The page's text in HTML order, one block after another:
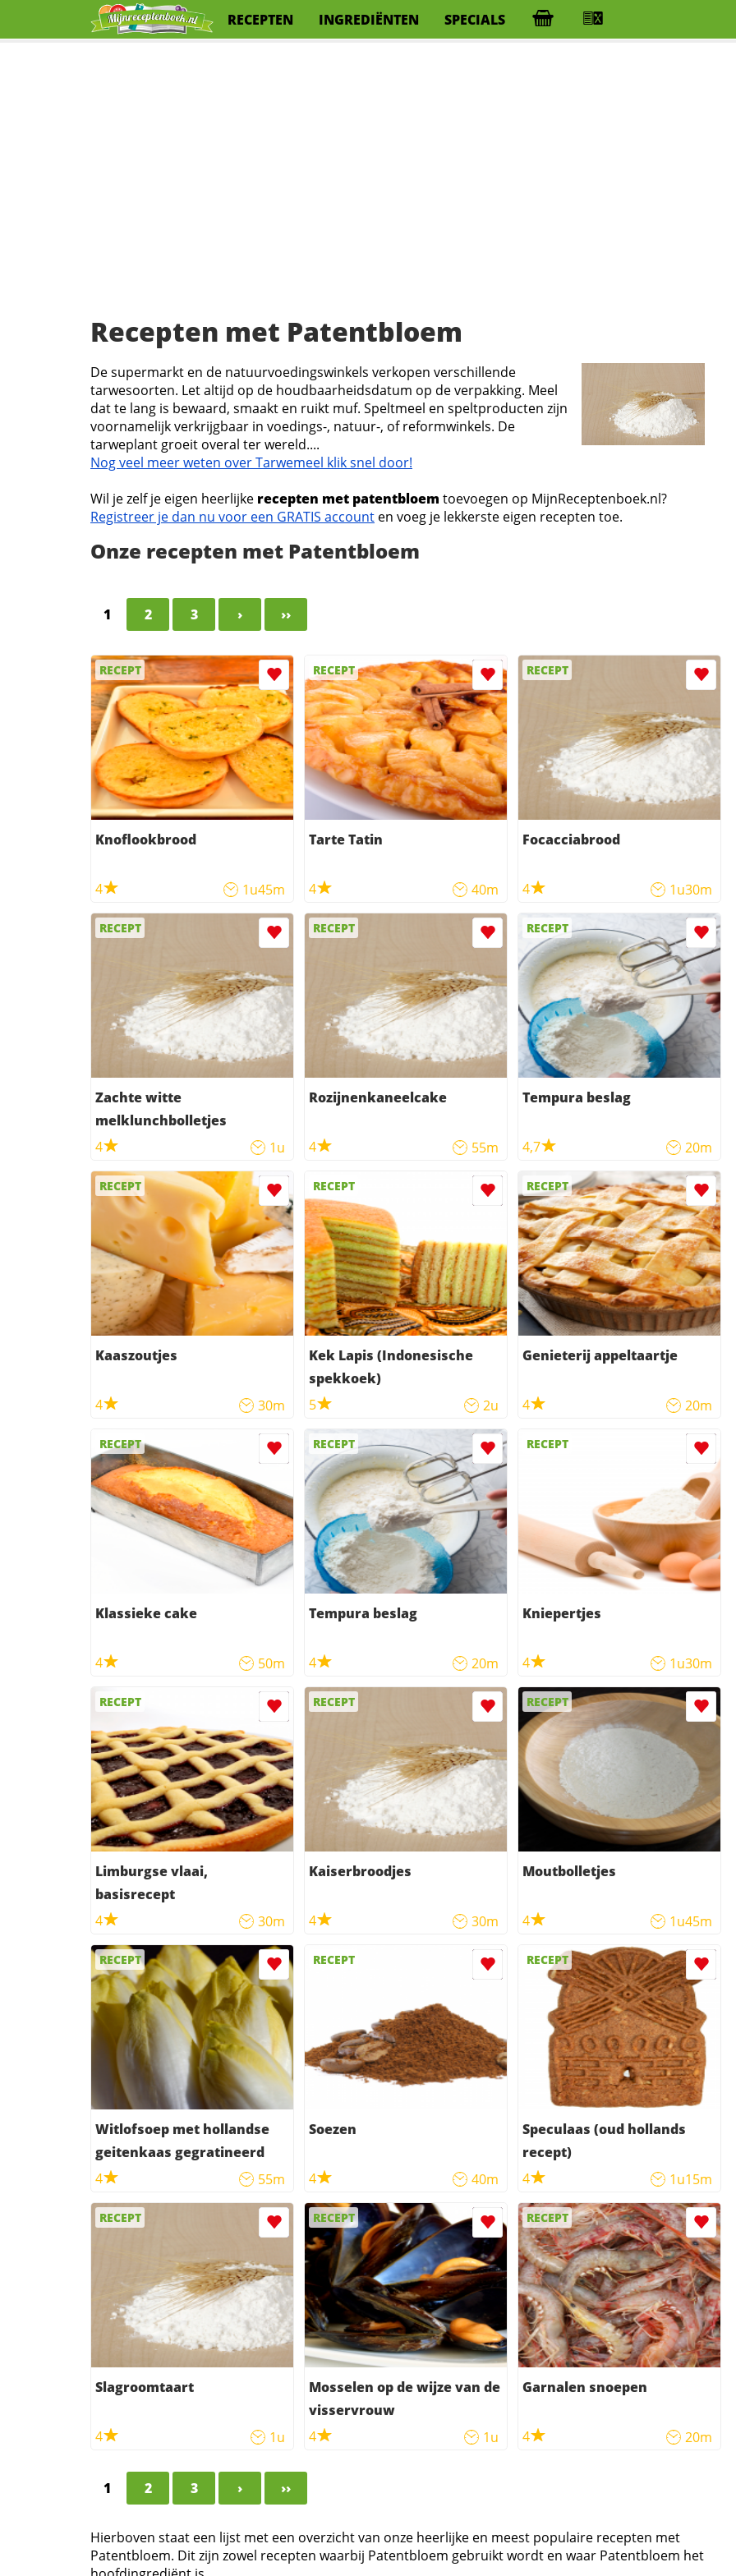
RECEPTEN INGREDIËNTEN SPECIALS
Recepten met Patentbloem
De supermarkt en de natuurvoedingswinkels verkopen verschillende
tarwesoorten. Let altijd op de houdbaarheidsdatum op de verpakking. Meel
dat te lang is bewaard, smaakt en ruikt muf. Speltmeel en speltproducten zijn
voornamelijk verkrijgbaar in voedings-, natuur-, of reformwinkels. De
tarweplant groeit overal ter wereld....
Nog veel meer weten over Tarwemeel klik snel door!
Wil je zelf je eigen heerlijke recepten met patentbloem toevoegen op MijnReceptenboek.nl?
Registreer je dan nu voor een GRATIS account en voeg je lekkerste eigen recepten toe.
Onze recepten met Patentbloem
1 2 3 › ››
RECEPT
Knoflookbrood
4 1u45m
RECEPT
Tarte Tatin
4 40m
RECEPT
Focacciabrood
4 1u30m
RECEPT
Zachte witte
melklunchbolletjes
4
1u
RECEPT
Rozijnenkaneelcake
4 55m
RECEPT
Tempura beslag
4,7 20m
RECEPT
Kaaszoutjes
4 30m
RECEPT
Kek Lapis (Indonesische
spekkoek)
5
2u
RECEPT
Genieterij appeltaartje
4 20m
RECEPT
Klassieke cake
4 50m
RECEPT
Tempura beslag
4 20m
RECEPT
Kniepertjes
4 1u30m
RECEPT
Limburgse vlaai,
basisrecept
4
30m
RECEPT
Kaiserbroodjes
4 30m
RECEPT
Moutbolletjes
4 1u45m
RECEPT
Witlofsoep met hollandse
geitenkaas gegratineerd
4
55m
RECEPT
Soezen
4 40m
RECEPT
Speculaas (oud hollands
recept)
4
1u15m
RECEPT
Slagroomtaart
4 1u
RECEPT
Mosselen op de wijze van de
visservrouw
4
1u
RECEPT
Garnalen snoepen
4 20m
1 2 3 › ››
Hierboven staat een lijst met een overzicht van onze heerlijke en meest populaire recepten met
Patentbloem. Dit zijn zowel recepten waarbij Patentbloem gebruikt wordt en waar Patentbloem het